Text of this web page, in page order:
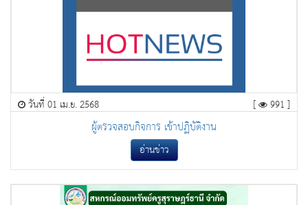
วันที่ 01 เม.ย. 2568 [ 991 ]
ผู้ตรวจสอบกิจการ เข้าปฏิบัติงาน
อ่านข่าว